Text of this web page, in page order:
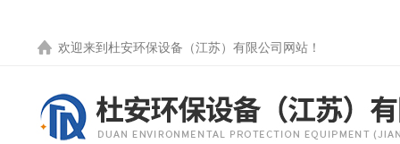
欢迎来到 杜安环保设备（江苏）有限公司网站 ！